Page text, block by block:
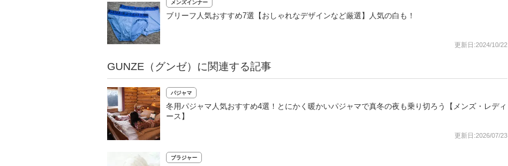
メンズインナー
ブリーフ人気おすすめ7選【おしゃれなデザインなど厳選】人気の白も！
更新日:2024/10/22
GUNZE（グンゼ）に関連する記事
パジャマ
冬用パジャマ人気おすすめ4選！とにかく暖かいパジャマで真冬の夜も乗り切ろう【メンズ・レディ
ース】
更新日:2026/07/23
ブラジャー